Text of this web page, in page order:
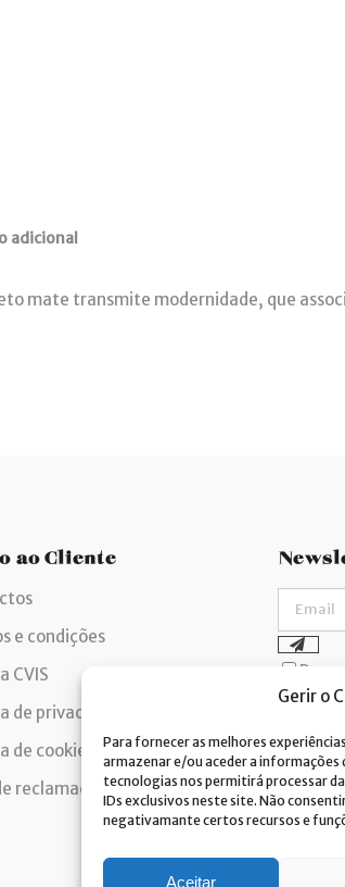
Gerir o
Para fornecer as melhores
armazenar e/ou aceder a informações
tecnologias nos permitirá processar
IDs exclusivos neste site. Não
negativamante certos recursos e
Aceitar
adicional
mate transmite modernidade, que
ao Cliente
e condições
CVIS
de privacidade
de cookies
reclamações
Dou
de
A Costa
seus
Política de